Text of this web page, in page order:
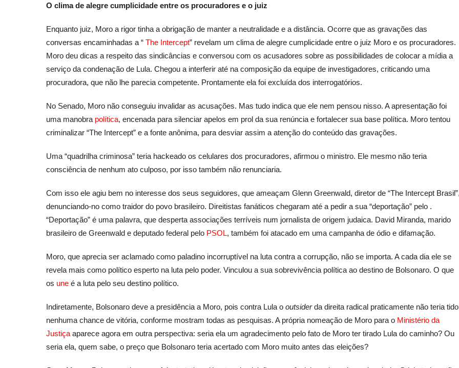
O clima de alegre cumplicidade entre os procuradores e o juiz
Enquanto juiz, Moro a rigor tinha a obrigação de manter a neutralidade e a distância. Ocorre que as gravações das
conversas encaminhadas a “ The Intercept” revelam um clima de alegre cumplicidade entre o juiz Moro e os procuradores.
Moro deu dicas a respeito das sindicâncias e conversou com os acusadores sobre as possibilidades de colocar a mídia a
serviço da condenação de Lula. Chegou a interferir até na composição da equipe de investigadores, criticando uma
procuradora, que não lhe parecia competente. Prontamente ela foi excluída dos interrogatórios.
No Senado, Moro não conseguiu invalidar as acusações. Mas tudo indica que ele nem pensou nisso. A apresentação foi
uma manobra política, encenada para silenciar apelos em prol da sua renúncia e fortalecer sua base política. Moro tentou
criminalizar “The Intercept” e a fonte anônima, para desviar assim a atenção do conteúdo das gravações.
Uma “quadrilha criminosa” teria hackeado os celulares dos procuradores, afirmou o ministro. Ele mesmo não teria
consciência de nenhum ato culposo, por isso também não renunciaria.
Com isso ele agiu bem no interesse dos seus seguidores, que ameaçam Glenn Greenwald, diretor de “The Intercept
denunciando-no como traidor do povo brasileiro. Direitistas fanáticos chegaram até a pedir a sua “deportação” pelo .
“Deportação” é uma palavra, que desperta associações terríveis num jornalista de origem judaica. David Miranda, marido
brasileiro de Greenwald e deputado federal pelo PSOL, também foi atacado em uma campanha de ódio e difamação.
Moro, que aprecia ser aclamado como paladino incorruptível na luta contra a corrupção, não se importa. A cada dia ele se
revela mais como político esperto na luta pelo poder. Vinculou a sua sobrevivência política ao destino de Bolsonaro. O que
os une é a luta pelo seu destino político.
Indiretamente, Bolsonaro deve a presidência a Moro, pois contra Lula o outsiderda direita radical praticamente não teria tido
nenhuma chance de vitória, conforme mostram todas as pesquisas. A própria nomeação de Moro para o Ministério da
Justiça aparece agora em outra perspectiva: seria ela um agradecimento pelo fato de Moro ter tirado Lula do caminho? Ou
seria ela, quem sabe, o preço que Bolsonaro teria acertado com Moro muito antes das eleições?